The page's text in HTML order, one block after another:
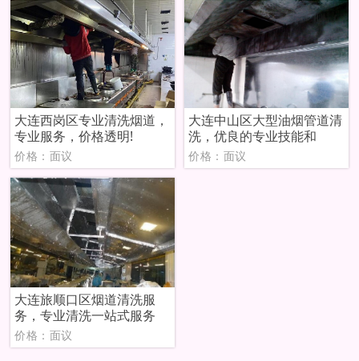
大连西岗区专业清洗烟道，
专业服务，价格透明!
价格：面议
大连中山区大型油烟管道清
洗，优良的专业技能和
价格：面议
大连旅顺口区烟道清洗服
务，专业清洗一站式服务
价格：面议